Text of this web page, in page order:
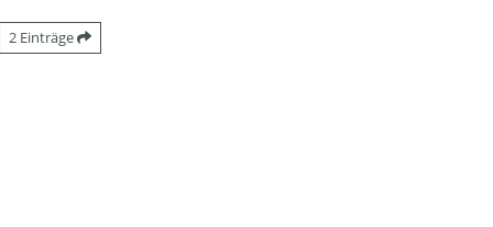
2 Einträge